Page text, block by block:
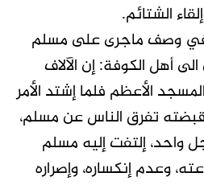
الشتائم.
وصف ماجرى على مسلم
أهل الكوفة: إن الآلاف
الأعظم فلما إشتد الأمر
تفرق الناس عن مسلم،
إلتفت إليه مسلم
وعدم إنكساره، وإصراره